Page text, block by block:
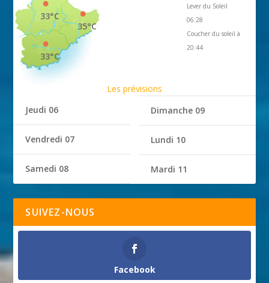
35°C
33°C
33°C
Lever du Soleil
06:28
Coucher du soleil à
20:44
Les prévisions
Jeudi 06
Vendredi 07
Samedi 08
Dimanche 09
Lundi 10
Mardi 11
SUIVEZ-NOUS
Facebook